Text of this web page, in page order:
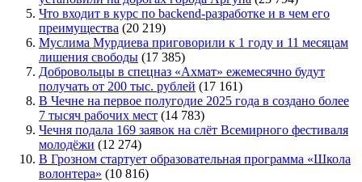
Что входит в курс по backend-разработке и в чем его
преимущества (20 219)
Муслима Мурдиева приговорили к 1 году и 11 месяцам
лишения свободы (17 385)
Добровольцы в спецназ «Ахмат» ежемесячно будут
получать от 200 тыс. рублей (17 161)
В Чечне на первое полугодие 2025 года в создано более
7 тысяч рабочих мест (14 783)
Чечня подала 169 заявок на слёт Всемирного фестиваля
молодёжи (12 274)
В Грозном стартует образовательная программа «Школа
волонтера» (10 816)